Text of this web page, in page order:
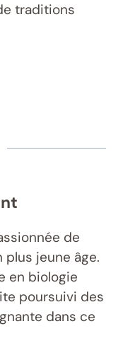
traditions
de
plus jeune âge.
en biologie
poursuivi des
dans ce